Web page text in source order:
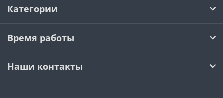
Категории
Время работы
Наши контакты